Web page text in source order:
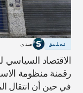
تعليق صدى
الاقتصاد السياسي
رقمنة منظومة
في حين أن انتقال